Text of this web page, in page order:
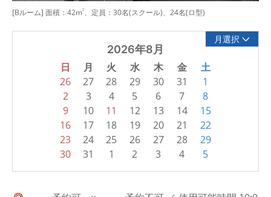
[Bルーム] 面積：42m2、定員：30名(スクール)、24名(ロ型)
月選択
2026年8月
日 月 火 水 木 金 土
26 27 28 29 30 31
1
2
3 4 5 6 7
8
9
10 11 12 13 14
15
16
17 18 19 20 21
22
23
24 25 26 27 28
29
30
31 1 2 3 4 5